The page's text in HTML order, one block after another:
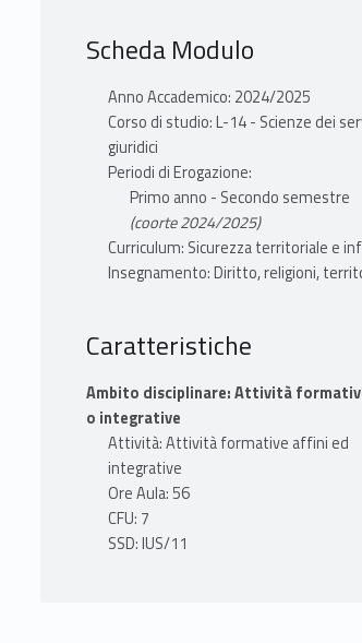
Scheda Modulo
Anno Accademico: 2024/2025
Corso di studio: L-14 - Scienze dei
giuridici
Periodi di Erogazione:
Primo anno - Secondo semestre
(coorte 2024/2025)
Curriculum: Sicurezza territoriale e
Insegnamento: Diritto, religioni,
Caratteristiche
Ambito disciplinare: Attività
o integrative
Attività: Attività formative affini ed
integrative
Ore Aula: 56
CFU: 7
SSD: IUS/11